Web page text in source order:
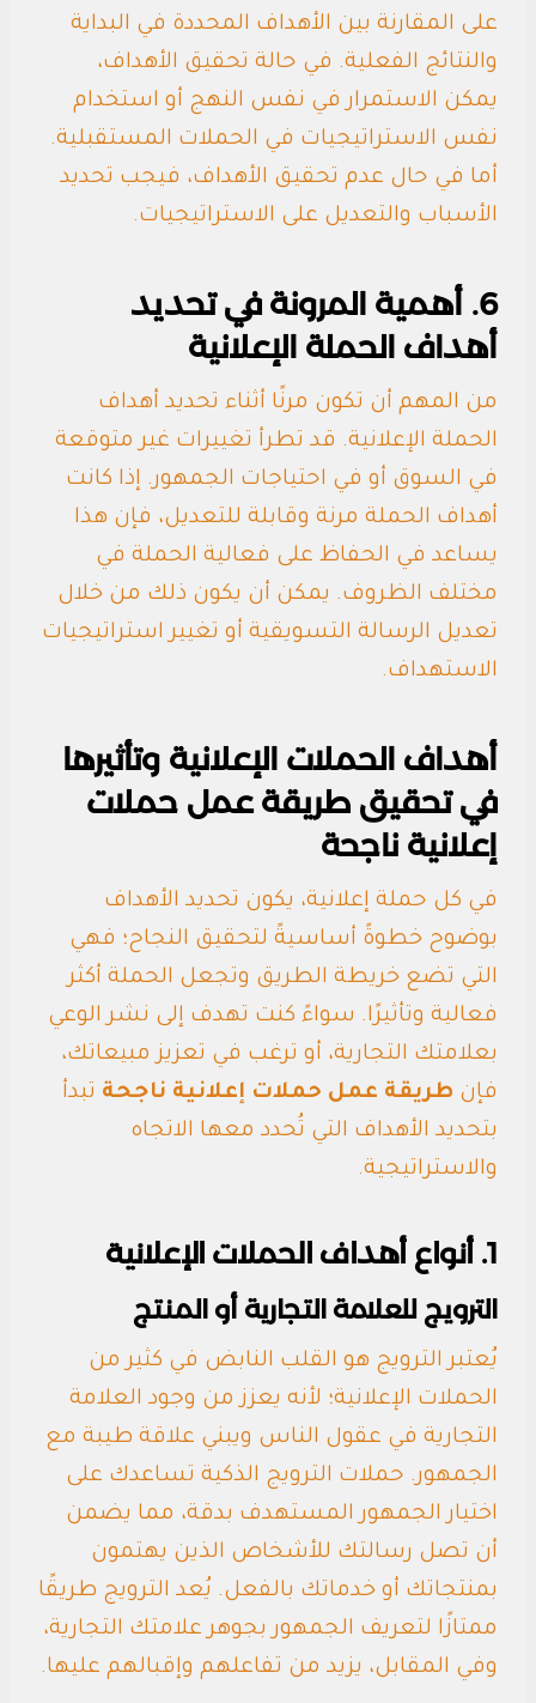
على المقارنة بين الأهداف المحددة في البداية
والنتائج الفعلية. في حالة تحقيق الأهداف،
يمكن الاستمرار في نفس النهج أو استخدام
نفس الاستراتيجيات في الحملات المستقبلية.
أما في حال عدم تحقيق الأهداف، فيجب تحديد
الأسباب والتعديل على الاستراتيجيات.
6. أهمية المرونة في تحديد
أهداف الحملة الإعلانية
من المهم أن تكون مرنًا أثناء تحديد أهداف
الحملة الإعلانية. قد تطرأ تغييرات غير متوقعة
في السوق أو في احتياجات الجمهور. إذا كانت
أهداف الحملة مرنة وقابلة للتعديل، فإن هذا
يساعد في الحفاظ على فعالية الحملة في
مختلف الظروف. يمكن أن يكون ذلك من خلال
تعديل الرسالة التسويقية أو تغيير استراتيجيات
الاستهداف.
أهداف الحملات الإعلانية وتأثيرها
في تحقيق طريقة عمل حملات
إعلانية ناجحة
في كل حملة إعلانية، يكون تحديد الأهداف
بوضوح خطوةً أساسيةً لتحقيق النجاح؛ فهي
التي تضع خريطة الطريق وتجعل الحملة أكثر
فعالية وتأثيرًا. سواءً كنت تهدف إلى نشر الوعي
بعلامتك التجارية، أو ترغب في تعزيز مبيعاتك،
فإن طريقة عمل حملات إعلانية ناجحة تبدأ
بتحديد الأهداف التي تُحدد معها الاتجاه
والاستراتيجية.
1. أنواع أهداف الحملات الإعلانية
الترويج للعلامة التجارية أو المنتج
يُعتبر الترويج هو القلب النابض في كثير من
الحملات الإعلانية؛ لأنه يعزز من وجود العلامة
التجارية في عقول الناس ويبني علاقة طيبة مع
الجمهور. حملات الترويج الذكية تساعدك على
اختيار الجمهور المستهدف بدقة، مما يضمن
أن تصل رسالتك للأشخاص الذين يهتمون
بمنتجاتك أو خدماتك بالفعل. يُعد الترويج طريقًا
ممتازًا لتعريف الجمهور بجوهر علامتك التجارية،
وفي المقابل، يزيد من تفاعلهم وإقبالهم عليها.